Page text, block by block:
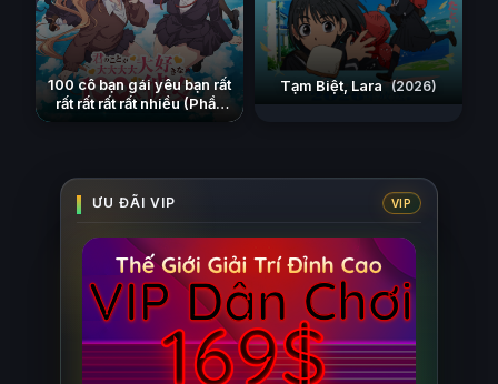
100 cô bạn gái yêu bạn rất
rất rất rất rất nhiều (Phần
Tạm Biệt, Lara (2026)